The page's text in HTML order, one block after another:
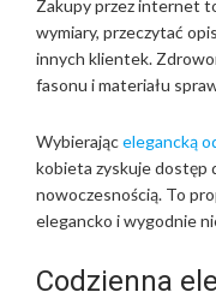
Zakupy przez internet
wymiary, przeczytać
innych klientek.
fasonu i materiału
Wybierającelegancką
kobieta zyskuje dostęp
nowoczesnością. To
elegancko i wygodnie
Codzienna